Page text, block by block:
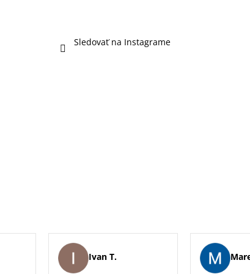
Sledovať na Instagrame
Ivan T.